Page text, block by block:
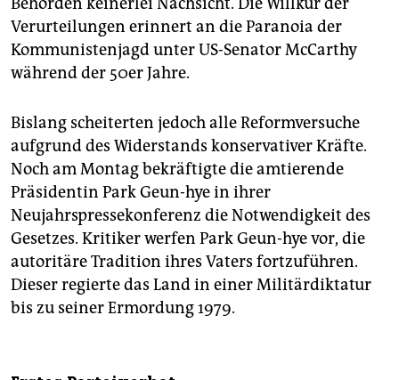
Verurteilungen erinnert an die Paranoia der
Kommunistenjagd unter US-Senator McCarthy
während der 50er Jahre.
Bislang scheiterten jedoch alle Reformversuche
aufgrund des Widerstands konservativer Kräfte.
Noch am Montag bekräftigte die amtierende
Präsidentin Park Geun-hye in ihrer
Neujahrspressekonferenz die Notwendigkeit des
Gesetzes. Kritiker werfen Park Geun-hye vor, die
autoritäre Tradition ihres Vaters fortzuführen.
Dieser regierte das Land in einer Militärdiktatur
bis zu seiner Ermordung 1979.